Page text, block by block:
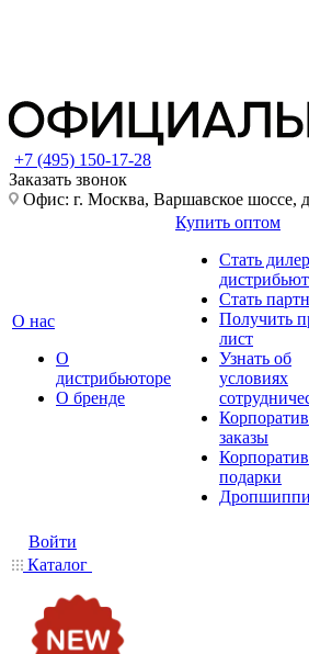
+7 (495) 150-17-28
Заказать звонок
Офис: г. Москва, Варшавское шоссе,
О нас
О
дистрибьюторе
О бренде
Купить оптом
Стать
Стать
Получить
лист
Узнать об
условиях
заказы
подарки
Войти
Каталог